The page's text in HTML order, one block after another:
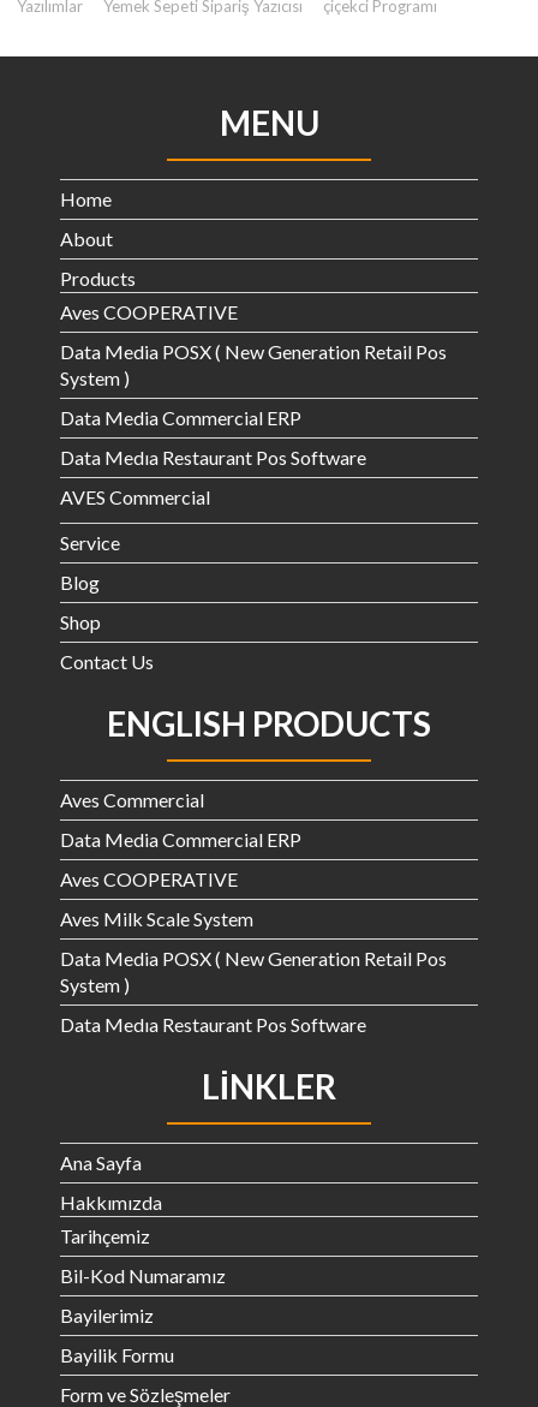
Yazılımlar Yemek Sepeti Sipariş Yazıcısı çiçekci Programı
MENU
Home
About
Products
Aves COOPERATIVE
Data Media POSX ( New Generation Retail Pos
System )
Data Media Commercial ERP
Data Medıa Restaurant Pos Software
AVES Commercial
Service
Blog
Shop
Contact Us
ENGLISH PRODUCTS
Aves Commercial
Data Media Commercial ERP
Aves COOPERATIVE
Aves Milk Scale System
Data Media POSX ( New Generation Retail Pos
System )
Data Medıa Restaurant Pos Software
LINKLER
Ana Sayfa
Hakkımızda
Tarihçemiz
Bil-Kod Numaramız
Bayilerimiz
Bayilik Formu
Form ve Sözleşmeler